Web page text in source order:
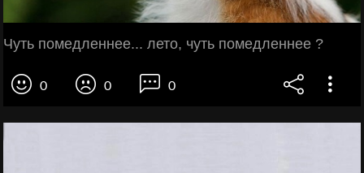
Чуть помедленнее... лето, чуть помедленнее ?
0 0 0